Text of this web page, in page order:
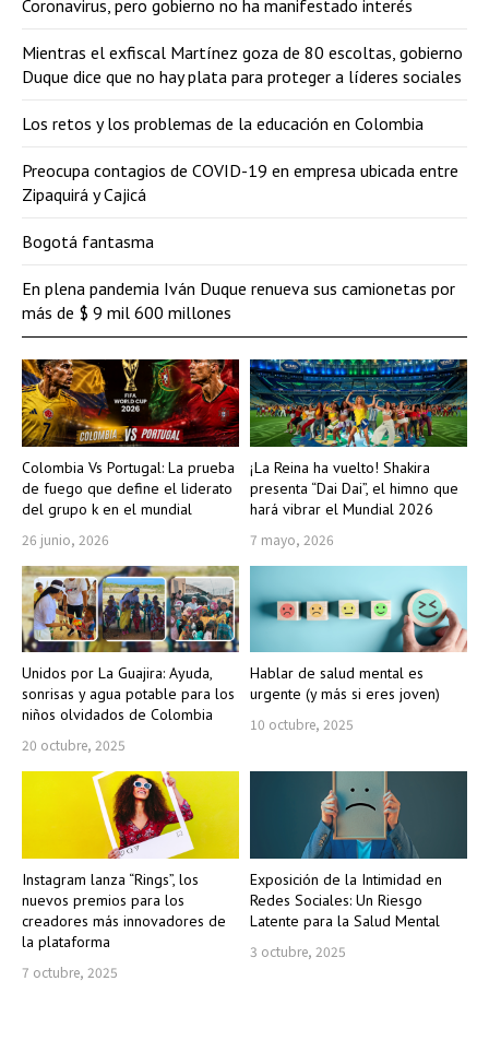
Colombia Vs Portugal: La prueba
de fuego que define el liderato
del grupo k en el mundial
26 junio, 2026
¡La Reina ha vuelto! Shakira
presenta “Dai Dai”, el himno que
hará vibrar el Mundial 2026
7 mayo, 2026
Unidos por La Guajira: Ayuda,
sonrisas y agua potable para los
niños olvidados de Colombia
20 octubre, 2025
Hablar de salud mental es
urgente (y más si eres joven)
10 octubre, 2025
Instagram lanza “Rings”, los
nuevos premios para los
creadores más innovadores de
la plataforma
7 octubre, 2025
Exposición de la Intimidad en
Redes Sociales: Un Riesgo
Latente para la Salud Mental
3 octubre, 2025
Coronavirus, pero gobierno no ha manifestado interés
Mientras el exfiscal Martínez goza de 80 escoltas, gobierno
Duque dice que no hay plata para proteger a líderes sociales
Los retos y los problemas de la educación en Colombia
Preocupa contagios de COVID-19 en empresa ubicada entre
Zipaquirá y Cajicá
Bogotá fantasma
En plena pandemia Iván Duque renueva sus camionetas por
más de $ 9 mil 600 millones